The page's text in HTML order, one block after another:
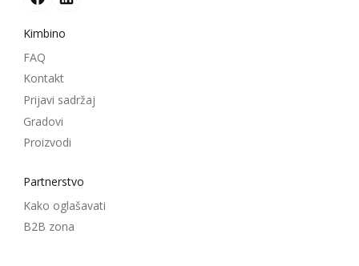
Kimbino
FAQ
Kontakt
Prijavi sadržaj
Gradovi
Proizvodi
Partnerstvo
Kako oglašavati
B2B zona